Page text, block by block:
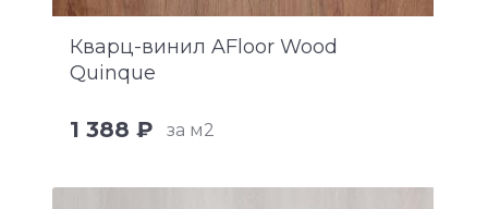
Кварц-винил AFloor Wood
Quinque
1 388 ₽ за м2